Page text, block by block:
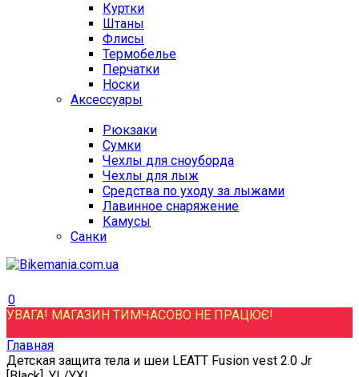
Куртки
Штаны
Флисы
Термобелье
Перчатки
Носки
Аксессуары
Рюкзаки
Сумки
Чехлы для сноуборда
Чехлы для лыж
Средства по уходу за лыжами
Лавинное снаряжение
Камусы
Санки
0
УВАГА! МАГАЗИН ТИМЧАСОВО НЕ ПРАЦЮЄ!
Главная
Детская защита тела и шеи LEATT Fusion vest 2.0 Jr